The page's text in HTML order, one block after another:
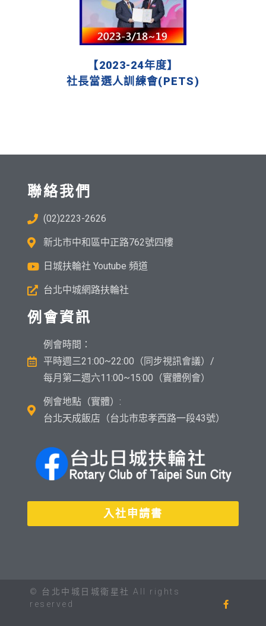
【2023-24年度】
社長當選人訓練會(PETS)
聯絡我們
(02)2223-2626
新北市中和區中正路762號四樓
日城扶輪社 Youtube 頻道
台北中城網路扶輪社
例會資訊
例會時間：
平時週三21:00~22:00（同步視訊會議）/
每月第二週六11:00~15:00（實體例會）
例會地點（實體）:
台北天成飯店（台北市忠孝西路一段43號）
入社申請書
© 台北中城日城衛星社 All rights
reserved